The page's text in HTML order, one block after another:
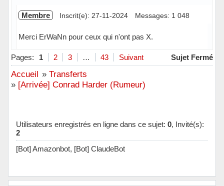
Membre Inscrit(e): 27-11-2024 Messages: 1 048
Merci ErWaNn pour ceux qui n'ont pas X.
Hors ligne
Pages: 1 2 3 … 43 Suivant Sujet Fermé
Accueil » Transferts
» [Arrivée] Conrad Harder (Rumeur)
Utilisateurs enregistrés en ligne dans ce sujet: 0, Invité(s):
2
[Bot] Amazonbot, [Bot] ClaudeBot